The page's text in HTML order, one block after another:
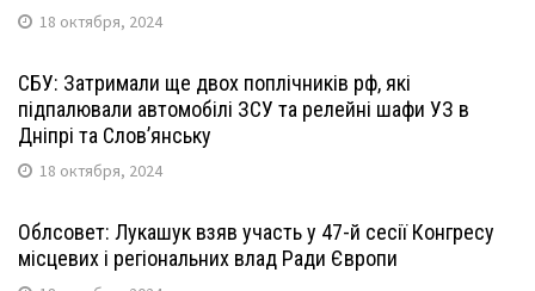
18 октября, 2024
СБУ: Затримали ще двох поплічників рф, які
підпалювали автомобілі ЗСУ та релейні шафи УЗ в
Дніпрі та Слов’янську
18 октября, 2024
Облсовет: Лукашук взяв участь у 47-й сесії Конгресу
місцевих і регіональних влад Ради Європи